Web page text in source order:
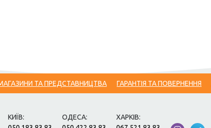
ТА ПРЕДСТАВНИЦТВА ГАРАНТІЯ ТА ПОВЕРНЕННЯ
КИЇВ:
ОДЕСА:
ХАРКІВ: